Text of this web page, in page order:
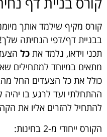
קורס מקיף שילמד אותך
תכני וידאו, נלמד את כל
מתאים במיוחד למתחילים
כולל את כל הצעדים החל
ההתחלתי ועד לרגע בו
להתחיל להזרים אליו את
הקורס ייחודי מ-2 בחינות: